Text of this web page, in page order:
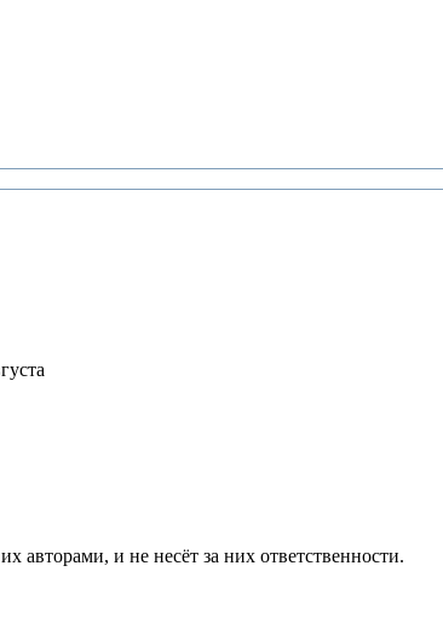
и не несёт за них ответственности.